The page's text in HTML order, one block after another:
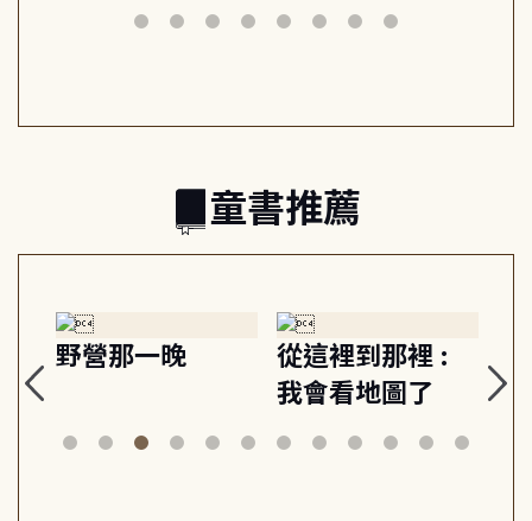
筆下的現代馬雅
節奏 22個行動練
童書推薦
野營那一晚
從這裡到那裡 :
我會看地圖了
美